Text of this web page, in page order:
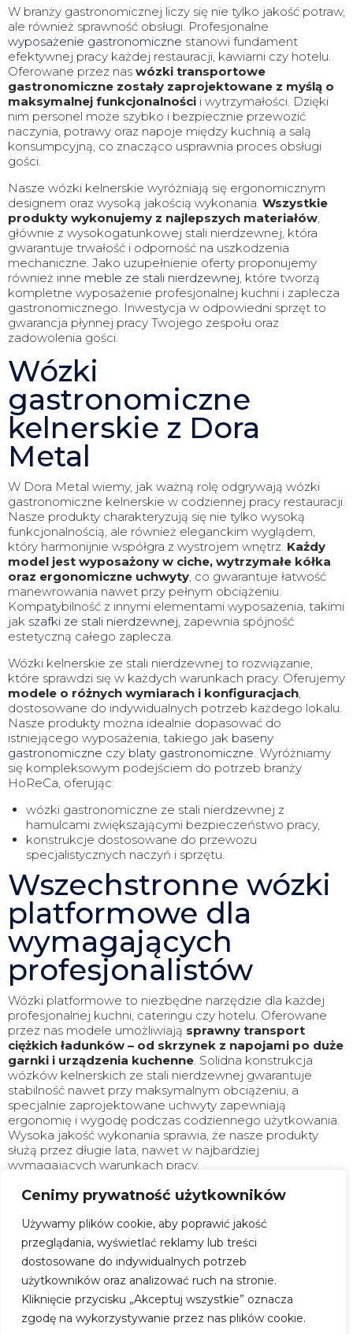
Cenimy prywatność użytkowników
Używamy plików cookie, aby poprawić jakość
przeglądania, wyświetlać reklamy lub treści
dostosowane do indywidualnych potrzeb
użytkowników oraz analizować ruch na stronie.
Kliknięcie przycisku „Akceptuj wszystkie” oznacza
zgodę na wykorzystywanie przez nas plików cookie.
W branży gastronomicznej liczy się nie tylko jakość potraw,
ale również sprawność obsługi. Profesjonalne
wyposażenie gastronomiczne stanowi fundament
efektywnej pracy każdej restauracji, kawiarni czy hotelu.
Oferowane przez nas wózki transportowe
gastronomiczne zostały zaprojektowane z myślą o
maksymalnej funkcjonalności i wytrzymałości. Dzięki
nim personel może szybko i bezpiecznie przewozić
naczynia, potrawy oraz napoje między kuchnią a salą
konsumpcyjną, co znacząco usprawnia proces obsługi
gości.
Nasze wózki kelnerskie wyróżniają się ergonomicznym
designem oraz wysoką jakością wykonania. Wszystkie
produkty wykonujemy z najlepszych materiałów,
głównie z wysokogatunkowej stali nierdzewnej, która
gwarantuje trwałość i odporność na uszkodzenia
mechaniczne. Jako uzupełnienie oferty proponujemy
również inne meble ze stali nierdzewnej, które tworzą
kompletne wyposażenie profesjonalnej kuchni i zaplecza
gastronomicznego. Inwestycja w odpowiedni sprzęt to
gwarancja płynnej pracy Twojego zespołu oraz
zadowolenia gości.
Wózki
gastronomiczne
kelnerskie z Dora
Metal
W Dora Metal wiemy, jak ważną rolę odgrywają wózki
gastronomiczne kelnerskie w codziennej pracy restauracji.
Nasze produkty charakteryzują się nie tylko wysoką
funkcjonalnością, ale również eleganckim wyglądem,
który harmonijnie współgra z wystrojem wnętrz. Każdy
model jest wyposażony w ciche, wytrzymałe kółka
oraz ergonomiczne uchwyty, co gwarantuje łatwość
manewrowania nawet przy pełnym obciążeniu.
Kompatybilność z innymi elementami wyposażenia, takimi
jak szafki ze stali nierdzewnej, zapewnia spójność
estetyczną całego zaplecza.
Wózki kelnerskie ze stali nierdzewnej to rozwiązanie,
które sprawdzi się w każdych warunkach pracy. Oferujemy
modele o różnych wymiarach i konfiguracjach,
dostosowane do indywidualnych potrzeb każdego lokalu.
Nasze produkty można idealnie dopasować do
istniejącego wyposażenia, takiego jak baseny
gastronomiczne czy blaty gastronomiczne. Wyróżniamy
się kompleksowym podejściem do potrzeb branży
HoReCa, oferując:
wózki gastronomiczne ze stali nierdzewnej z
hamulcami zwiększającymi bezpieczeństwo pracy,
konstrukcje dostosowane do przewozu
specjalistycznych naczyń i sprzętu.
Wszechstronne wózki
platformowe dla
wymagających
profesjonalistów
Wózki platformowe to niezbędne narzędzie dla każdej
profesjonalnej kuchni, cateringu czy hotelu. Oferowane
przez nas modele umożliwiają sprawny transport
ciężkich ładunków – od skrzynek z napojami po duże
garnki i urządzenia kuchenne. Solidna konstrukcja
wózków kelnerskich ze stali nierdzewnej gwarantuje
stabilność nawet przy maksymalnym obciążeniu, a
specjalnie zaprojektowane uchwyty zapewniają
ergonomię i wygodę podczas codziennego użytkowania.
Wysoka jakość wykonania sprawia, że nasze produkty
służą przez długie lata, nawet w najbardziej
wymagających warunkach pracy.
Platformy jezdne gastronomiczne z Dora Metal to
połączenie trwałości, funkcjonalności i nowoczesnego
designu. Każdy model przechodzi rygorystyczne testy
wytrzymałościowe, co gwarantuje najwyższą jakość i
bezpieczeństwo użytkowania.
Wózek gastronomiczny
do transportu jest wykonany z materiałów
odpornych na korozjęi działanie środków czystości
stosowanych w profesjonalnej gastronomii. Stawiamy na
rozwiązania, które realnie wspierają codzienną pracę
Twojego zespołu, zwiększając efektywność i komfort